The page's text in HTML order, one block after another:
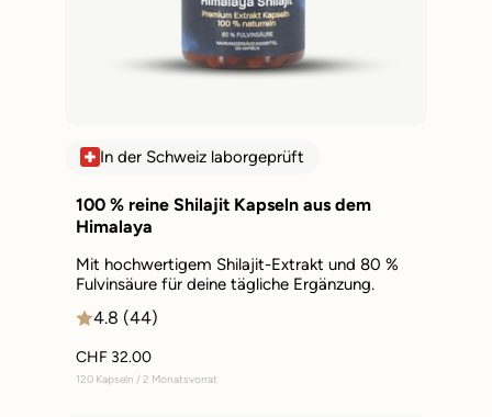
In der Schweiz laborgeprüft
100 % reine Shilajit Kapseln aus dem
Himalaya
Mit hochwertigem Shilajit-Extrakt und 80 %
Fulvinsäure für deine tägliche Ergänzung.
4.8 (44)
CHF 32.00
120 Kapseln / 2 Monatsvorrat